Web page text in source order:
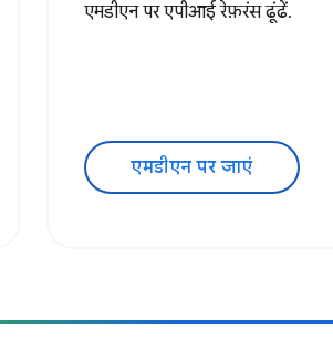
एमडीएन पर एपीआई रेफ़रंस ढूंढें.
एमडीएन पर जाएं